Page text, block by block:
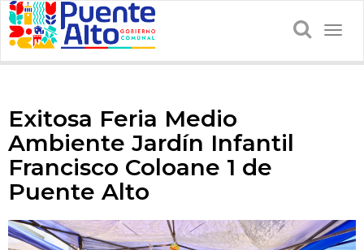
Exitosa Feria Medio
Ambiente Jardín Infantil
Francisco Coloane 1 de
Puente Alto